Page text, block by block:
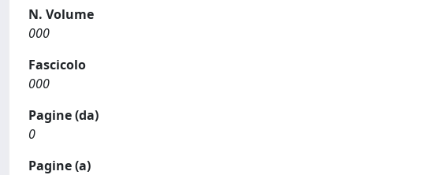
N. Volume
000
Fascicolo
000
Pagine (da)
0
Pagine (a)